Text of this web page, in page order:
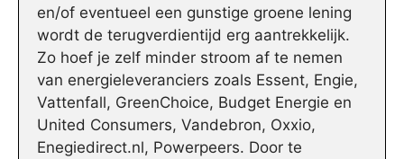
en/of eventueel een gunstige groene lening
wordt de terugverdientijd erg aantrekkelijk.
Zo hoef je zelf minder stroom af te nemen
van energieleveranciers zoals Essent, Engie,
Vattenfall, GreenChoice, Budget Energie en
United Consumers, Vandebron, Oxxio,
Enegiedirect.nl, Powerpeers. Door te